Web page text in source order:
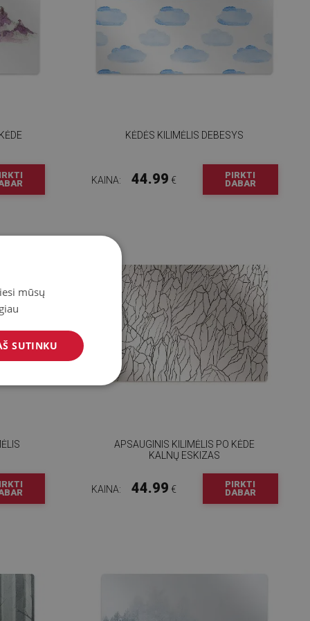
KĖDĖS KILIMĖLIS DEBESYS
KAINA: 44.99 €
PIRKTI
DABAR
APSAUGINIS KILIMĖLIS PO KĖDE
KALNŲ ESKIZAS
KAINA: 44.99 €
PIRKTI
DABAR
mūsų
SUTINKU